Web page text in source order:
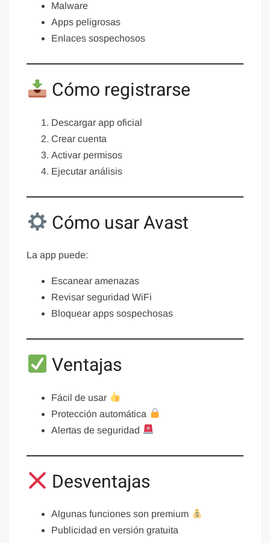
Malware
Apps peligrosas
Enlaces sospechosos
Cómo registrarse
Descargar app oficial
Crear cuenta
Activar permisos
Ejecutar análisis
Cómo usar Avast
La app puede:
Escanear amenazas
Revisar seguridad WiFi
Bloquear apps sospechosas
Ventajas
Fácil de usar
Protección automática
Alertas de seguridad
Desventajas
Algunas funciones son premium
Publicidad en versión gratuita